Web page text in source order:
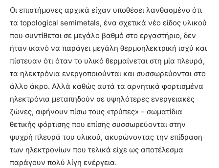
Οι επιστήμονες αρχικά είχαν υποθέσει λανθασμένο ότι
τα topological semimetals, ένα σχετικά νέο είδος υλικού
που συντίθεται σε μεγάλο βαθμό στο εργαστήριο, δεν
ήταν ικανό να παράγει μεγάλη θερμοηλεκτρική ισχύ και
πίστευαν ότι όταν το υλικό θερμαίνεται στη μία πλευρά,
τα ηλεκτρόνια ενεργοποιούνται και συσσωρεύονται στο
άλλο άκρο. Αλλά καθώς αυτά τα αρνητικά φορτισμένα
ηλεκτρόνια μεταπηδούν σε υψηλότερες ενεργειακές
ζώνες, αφήνουν πίσω τους «τρύπες» – σωματίδια
θετικής φόρτισης που επίσης συσσωρεύονται στην
ψυχρή πλευρά του υλικού, ακυρώνοντας την επίδραση
των ηλεκτρονίων που τελικά είχε ως αποτέλεσμα
παράγουν πολύ λίγη ενέργεια.